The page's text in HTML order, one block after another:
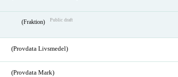
(Fraktion) Public draft
(Provdata Livsmedel)
(Provdata Mark)